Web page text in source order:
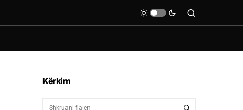
Kërkim